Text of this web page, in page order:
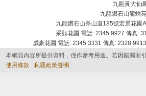
九龍黃大仙
九龍鑽石山龍蟠
九龍鑽石山斧山道185號宏景花
采頣花園 電話: 2345 9927 傳真:
威豪花園 電話: 2345 3331 傳真: 2328
本網頁內容所提供資料，僅作參考用途。若因錯漏而
使用條款
私隱政策聲明